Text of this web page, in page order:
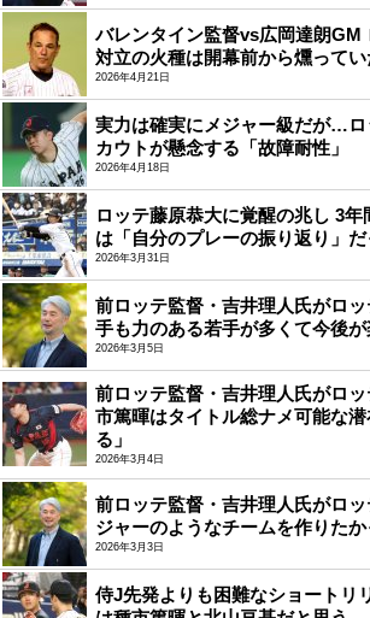
バレンタイン監督vs広岡達朗GM
対立の火種は開幕前から燻ってい
2026年4月21日
実力は確実にメジャー級だが…ロ
カウトが懸念する「故障耐性」
2026年4月18日
ロッテ藤原恭大に覚醒の兆し 3
は「自分のプレーの振り返り」だ
2026年3月31日
前ロッテ監督・吉井理人氏がロ
手も力のある若手が多くて今後が
2026年3月5日
前ロッテ監督・吉井理人氏がロ
市篤暉はタイトル総ナメ可能な
る」
2026年3月4日
前ロッテ監督・吉井理人氏がロ
ジャーのようなチームを作りた
2026年3月3日
侍J先発よりも困難なショートリ